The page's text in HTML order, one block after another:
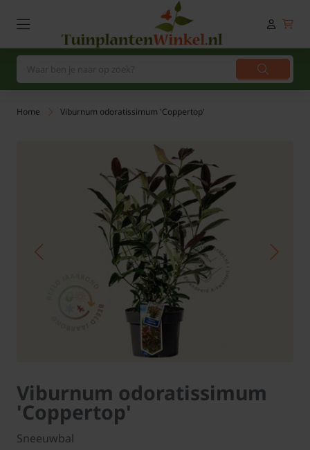
Home Viburnum odoratissimum 'Coppertop'
Viburnum odoratissimum
'Coppertop'
Sneeuwbal